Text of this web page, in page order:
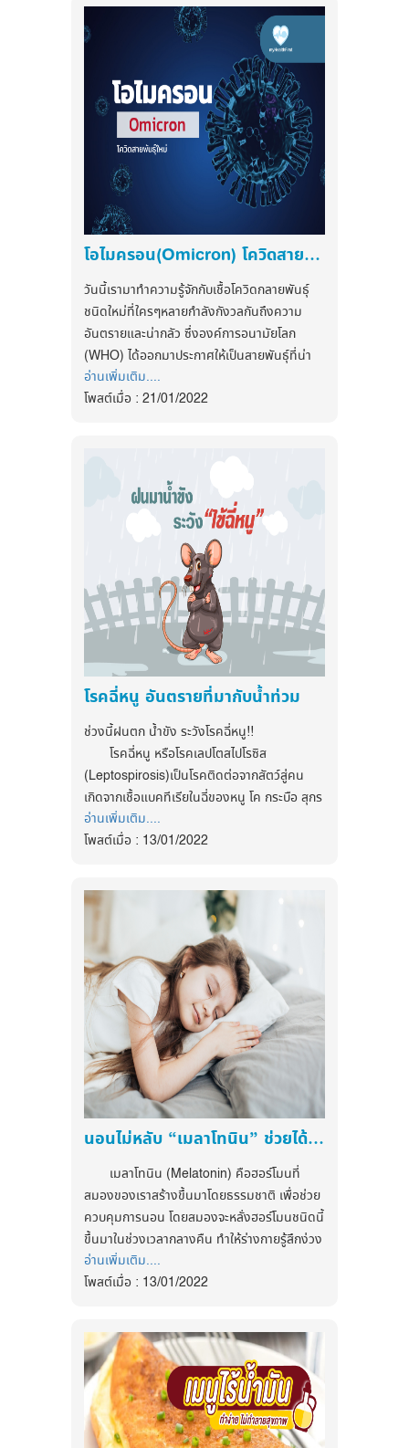
: https://www.facebook.com/myhealthfirstofficial
tiktok : @myhealthfirst_mhf
สุขภาพ ได้ที่
Facebook
https://www.facebook.com/myhealthfirstofficial
tiktok : @myhealthfirst_mhf
ดื่มน้ำอย่างเพียงพอในตอนเช้า ระหว่างมื้อกลาง
วัน และตอนเย็น หรืออาจดื่มน้ำ 1 แก้วก่อนทาน
อาหาร คุณจะพบว่าคุณอิ่มง่ายอิ่มเร็วกว่าการ
ทานอาหารโดยไม่ดื่มน้ำเลย ยิ่งถ้าหากว่าคุณเป็น
คนที่กินจุอยู่แล้ว แล้วยิ่งไม่ดื่มน้ำอีก ด้วยความ
หิวหรือความอยากอาหาร คุณอาจทานเพลินจน
น้ำหนักขึ้นได้ง่ายๆ
ประจำเดือนมาไม่สม่ำเสมอ : ประจำเดือนของ
คุณผู้หญิงเป็นตัวบ่งบอกถึงสุขภาพได้ดีอีกอย่าง
หนึ่ง หากคุณพบว่าคุณมีประจำเดือนที่ไม่
สม่ำเสมอ ขาดๆ หายๆ มีน้ำเกินไป มีสีเข้มเกินไป
เดือนมาก สาเหตุสำคัญที่คุณอาจละเลยอาจมา
จากการดื่มน้ำน้อยก็เป็นได้ เพราะเมื่อน้ำใน
ร่างกายมีปริมาณไม่เพียงพอ ร่างกายจึงไม่
สามารถนำน้ำไปสร้างเป็นประจำเดือนได้นั่นเอง
Facebook
https://www.facebook.com/myhealthfirstofficial
tiktok : @myhealthfirst_mhf
ถ้าหลังจากทานยาพาราเป็นเวลา 5 วัน
แล้วไม่หาย ให้รีบเข้ารับการตรวจสุขภาพที่โรง
พยาบาล หรือ ปรึกษาแพทย์ออนไลน์ทันที
ความเข้าใจผิดในการทานยาพาราเซตามอล
เชื่อว่าใครหลายๆคนจะต้องเคยได้ยินว่าถ้า
รู้สึกจะไม่สบายให้ทานยาดักไว้ก่อน เพื่อไม่ให้ไข้
ซึ่งหากถ้าทานยาแบบนี้จะเป็นการทานที่ไม่เกิด
ประสิทธิภาพในการรักษา และไม่สามารถช่วย
ป้องกันได้
จากข้อมูลนี้ทำให้ทุกทราบถึงข้อเท็จจริง วิธี
การทานที่ถูกต้อง และที่มาที่ไปของยา
พาราเซตามอล ( Paracetamol ).
myHealthFirst แอพสุขภาพจึงอยากให้ทุกคนมี
สุขภาพที่ดี เพราะการยาเพื่อบรรเทาอาการไป
ตลอดมักจะมีผลข้างเคียงต่อร่างกายเสมอ มา
ดูแลสุขภาพให้ดีไปด้วยกันกับเรานะคะ.
ติดตามข่าวสารสุขภาพและนวัตกรรมด้าน
สุขภาพ ได้ที่
https://www.facebook.com/myhealthfirstofficial
tiktok : @myhealthfirst_mhf
อากาศดี ไม่มีมลพิษ และร่างกายสดชื่นเพราะได้
พักผ่อนมาทั้งคืน แต่ก่อนจะไปวิ่งนั้นเราควรท่าน
อาหารที่เบาๆ เช่น แซนวิช นม ก่อนไปวิ่งเพื่อให้
ร่างกายได้มีแรงและพลังงาน
หากถ้าตื่นนอน แล้วมาวิ่งจะเกิดอะไรขึ้น? จะ
ทำให้ตับของเราทำงานหนักและเสี่ยงเป็นตับแข็ง
ได้ เพราะตับจะดึงสารอาหารที่เก็บไว้ในตอนหลับ
กลับมาและนำไปเป็นพลังงานใหม่เพื่อให้เรามีแรง
ในการวิ่งหรือออกกำลัง
ส่วนข้อดีในการวิ่งในตอนเย็นนั้น เราจะมี
พลังงานเยอะ เพราะเราได้รับสารอาหารและ
พลังงานมาทั้งวัน ทำให้สามารถออกกำลังกายได้
เลย และเมื่อออกกำลังกายเสร็จให้ดื่มน้ำเยอะ ๆ
เพื่อชดเชยน้ำที่เสียไปและที่สำคัญจะทำให้เราไม่รู้
สึกหิว ซึ่งถ้าหากเราวิ่งในตอนเย็นจะทำให้ตับ
ทำงานไม่หนัก สารอาหารก็จะไม่เยอะ ทำให้เราไม่
ต้องสำหรับตัวเรา ไม่มีใครดูแลตัวเราได้ดีกว่าเรา
ติดตามข่าวสารสุขภาพและนวัตกรรมด้าน
สุขภาพ ได้ที่
Facebook
https://www.facebook.com/myhealthfirstofficial
tiktok : @myhealthfirst_mhf
โอไมครอน(Omicron) โควิดสายพันธุ์ใหม่ที่น่ากลัวมากที่สุดในตอนนี้‼️
วันนี้เรามาทำความรู้จักกับเชื้อโควิดกลายพันธุ์
ชนิดใหม่ที่ใครๆหลายกำลังกังวลกันถึงความ
อันตรายและน่ากลัว ซึ่งองค์การอนามัยโลก
(WHO) ได้ออกมาประกาศให้เป็นสายพันธุ์ที่น่า
กังวล (VOC) และเป็นโควิดสายพันธุ์ที่ 5 ที่ได้มี
การค้นพบ โดยสายพันธุ์โอไมครอนจะมี
• มีโอกาสติดเชื้อซ้ำสูง
• มีแนวโน้มต้านประสิทธิภาพวัคซีน
โดยอาการของผู้ติดเชื้อโควิด ส่วนใหญ่จะไม่มี
การแสดงอาการ หรือมีอาการเพียงเล็กน้อย ซึ่ง
ทางแพทย์ได้ออกมาบอกถึง 9 อาการหลักๆที่
แสดงอาการในสำหรับผู้ติดเชื้อโอไมครอนบาง
2. เจ็บคอ
3. มีไข้
4. ปวดกล้ามเนื้อ
5. มีน้ำมูก
6. ปวดหัว
7. หายใจลำบาก
8. ได้กลิ่นลดลง
ซึ่งในผู้ที่ติดเชื้อโอไมครอนจะมีอาการ “ ไอ ,
เจ็บคอ , มีไข้ , เหงื่อออกตอนกลางคืน ” และ “
ไม่มีปัญหาเรื่องการได้กลิ่น และการรับรส ” โดย
ทั้งหมดนี้เป็นอาการที่เด่นชัดในผู้ที่ติดเชื้อโอ
ไมครอน
จากความน่ากลัวและความรุนแรงของสาย
พันธุ์โอไมครอนนี้ ทำให้แพทย์ผู้เชี่ยวชาญกังวล
ว่าวัคซีนโควิดที่ใช้กันในตอนนี้จะไม่สามารถ
ป้องกันโควิดสายพันธุ์นี้ได้ myHealthFirst จึง
อยากให้ทุกคนป้องกันและดูแลสุขภาพให้ดี ล้าง
มือบ่อย ๆ พกสเปรย์แอลกอฮอล์และเว้นระยะห่าง
Social distancing กันไว้ เพื่อช่วยกันป้องกัน
.
ติดตามข่าวสารสุขภาพและนวัตกรรมด้าน
สุขภาพ ได้ที่
:
https://www.facebook.com/myhealthfirstofficial
tiktok : @myhealthfirst_mhf
อ่านเพิ่มเติม....
โพสต์เมื่อ : 21/01/2022
โรคฉี่หนู อันตรายที่มากับน้ำท่วม
ช่วงนี้ฝนตก น้ำขัง ระวังโรคฉี่หนู!!
โรคฉี่หนู หรือโรคเลปโตสไปโรซิส
(Leptospirosis)เป็นโรคติดต่อจากสัตว์สู่คน
เกิดจากเชื้อแบคทีเรียในฉี่ของหนู โค กระบือ สุกร
สุนัข ที่ปนเบื้อนในน้ำเข้าสู่ร่างกายจากการกิน
อาหาร น้ำดื่ม และรอยแผลตามผิวหนัง มักมี
การป้องตัวเองให้ห่างไกลจากโรคฉี่หนู ซึ่งการ
ป้องกันมีดังนี้
1. กำจัดหนูพร้อมๆ กัน
2. หากจำเป็นต้องอยู่บริเวณน้ำขัง หรือพื้นที่
สุ่มเสี่ยง ควรสวมรองเท้าบู๊ท ถุงมือ ถุงเท้า
เสื้อผ้าปิดมิดชิด
3. หลีกเลี่ยงการสัมผัสกับสัตว์ที่เป็นพาหะของ
โรค
4. หลีกเลี่ยงการว่ายน้ำที่อาจจะมีเชื้อโรคปน
สุกร และแหล่งน้ำที่สงสัยว่าจะปนเปื้อนเชื้อ หลีก
เลี่ยงอาหารค้างคืนโดยไม่มีภาชนะปกปิด
6. หลีกเลี่ยงการทำงานในน้ำ หรือต้องลุยน้ำ
ลุยโคลนเป็นเวลานานๆ
7. รีบอาบน้ำ ทำความสะอาดร่างกายโดยเร็ว
เมื่อแช่หรือย่ำลงไปในแหล่งน้ำสงสัยอาจปนเปื้อน
อาหาร
ติดตามข่าวสารสุขภาพและนวัตกรรมด้าน
สุขภาพ ได้ที่
อ่านเพิ่มเติม....
โพสต์เมื่อ : 13/01/2022
นอนไม่หลับ “เมลาโทนิน” ช่วยได้จริงหรือ?
เมลาโทนิน (Melatonin) คือฮอร์โมนที่
สมองของเราสร้างขึ้นมาโดยธรรมชาติ เพื่อช่วย
ควบคุมการนอน โดยสมองจะหลั่งฮอร์โมนชนิดนี้
ขึ้นมาในช่วงเวลากลางคืน ทำให้ร่างกายรู้สึกง่วง
และทำให้หลับ
ในยุคที่การนอนหลับเป็นเรื่องที่ยากขึ้น ด้วย
ลาโทนินมาประยุกต์ใช้ในการรักษาอาการผิดปกติ
ที่เกี่ยวข้องกับการนอนเป็นส่วนใหญ่ โดยมักผลิต
เป็นอาหารเสริมหรือผลิตเป็นยา
#ประโยชน์เมลาโทนิน (Melatonin)
อ่านเพิ่มเติม....
โพสต์เมื่อ : 13/01/2022